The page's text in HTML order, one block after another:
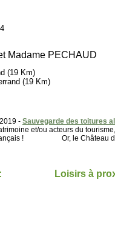
Madame PECHAUD
(19 Km)
(19 Km)
- Sauvegarde des toitures
et/ou acteurs du
! Or, le Château de
Loisirs à